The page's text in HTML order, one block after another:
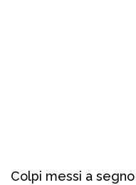
Colpi messi a